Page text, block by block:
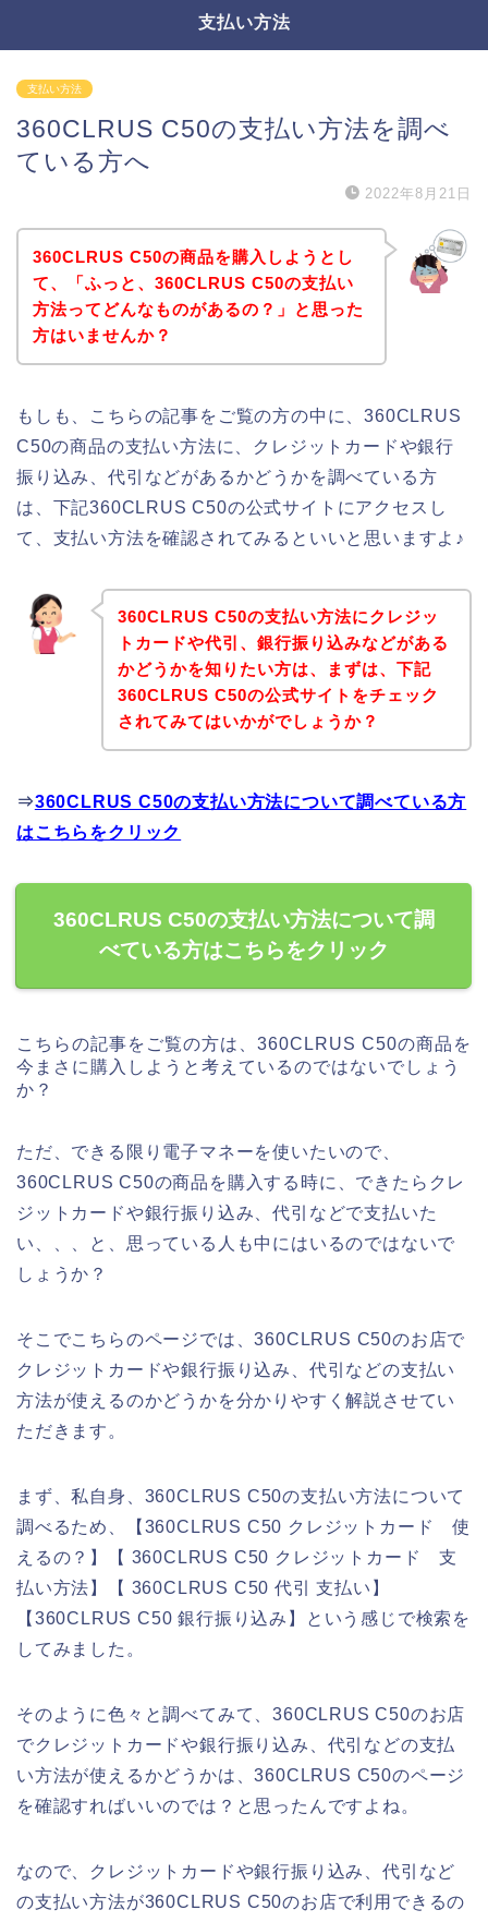
支払い方法
支払い方法
360CLRUS C50の支払い方法を調べ
ている方へ
2022年8月21日
360CLRUS C50の商品を購入しようとし
て、「ふっと、360CLRUS C50の支払い
方法ってどんなものがあるの？」と思った
方はいませんか？
もしも、こちらの記事をご覧の方の中に、360CLRUS
C50の商品の支払い方法に、クレジットカードや銀行
振り込み、代引などがあるかどうかを調べている方
は、下記360CLRUS C50の公式サイトにアクセスし
て、支払い方法を確認されてみるといいと思いますよ♪
360CLRUS C50の支払い方法にクレジッ
トカードや代引、銀行振り込みなどがある
かどうかを知りたい方は、まずは、下記
360CLRUS C50の公式サイトをチェック
されてみてはいかがでしょうか？
⇒360CLRUS C50の支払い方法について調べている方
はこちらをクリック
360CLRUS C50の支払い方法について調
べている方はこちらをクリック
こちらの記事をご覧の方は、360CLRUS C50の商品を
今まさに購入しようと考えているのではないでしょう
か？
ただ、できる限り電子マネーを使いたいので、
360CLRUS C50の商品を購入する時に、できたらクレ
ジットカードや銀行振り込み、代引などで支払いた
い、、、と、思っている人も中にはいるのではないで
しょうか？
そこでこちらのページでは、360CLRUS C50のお店で
クレジットカードや銀行振り込み、代引などの支払い
方法が使えるのかどうかを分かりやすく解説させてい
ただきます。
まず、私自身、360CLRUS C50の支払い方法について
調べるため、【360CLRUS C50 クレジットカード 使
えるの？】【 360CLRUS C50 クレジットカード 支
払い方法】【 360CLRUS C50 代引 支払い】
【360CLRUS C50 銀行振り込み】という感じで検索を
してみました。
そのように色々と調べてみて、360CLRUS C50のお店
でクレジットカードや銀行振り込み、代引などの支払
い方法が使えるかどうかは、360CLRUS C50のページ
を確認すればいいのでは？と思ったんですよね。
なので、クレジットカードや銀行振り込み、代引など
の支払い方法が360CLRUS C50のお店で利用できるの